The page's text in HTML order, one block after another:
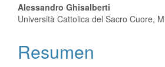
Alessandro Ghisalberti
Università Cattolica del Sacro Cuore,
Resumen